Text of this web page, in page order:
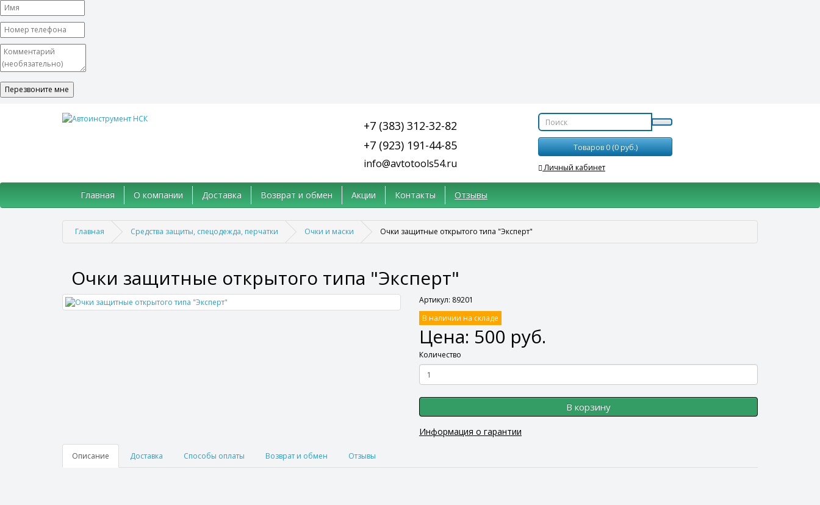
+7 (383) 312-32-82
+7 (923) 191-44-85
info@avtotools54.ru
Товаров 0 (0 руб.)
Личный кабинет
Главная О компании Доставка Возврат и обмен Акции Контакты Отзывы
Главная Средства защиты, спецодежда, перчатки Очки и маски Очки защитные открытого типа "Эксперт"
Очки защитные открытого типа "Эксперт"
Артикул: 89201
В наличии на складе
Цена: 500 руб.
Количество
В корзину
Информация о гарантии
Описание Доставка Способы оплаты Возврат и обмен Отзывы